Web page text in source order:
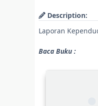
Description:
Laporan
Baca Buku :